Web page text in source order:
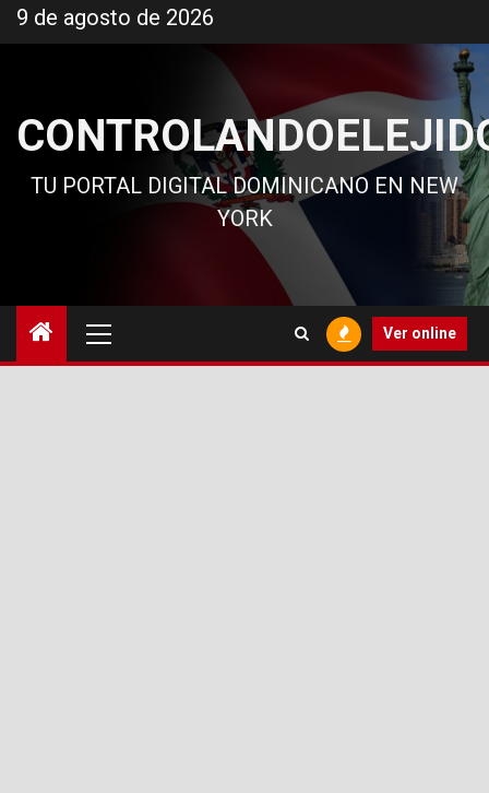
al
9 de agosto de 2026
TU PORTAL DIGITAL DOMINICANO EN NEW
YORK
principal
Ver online